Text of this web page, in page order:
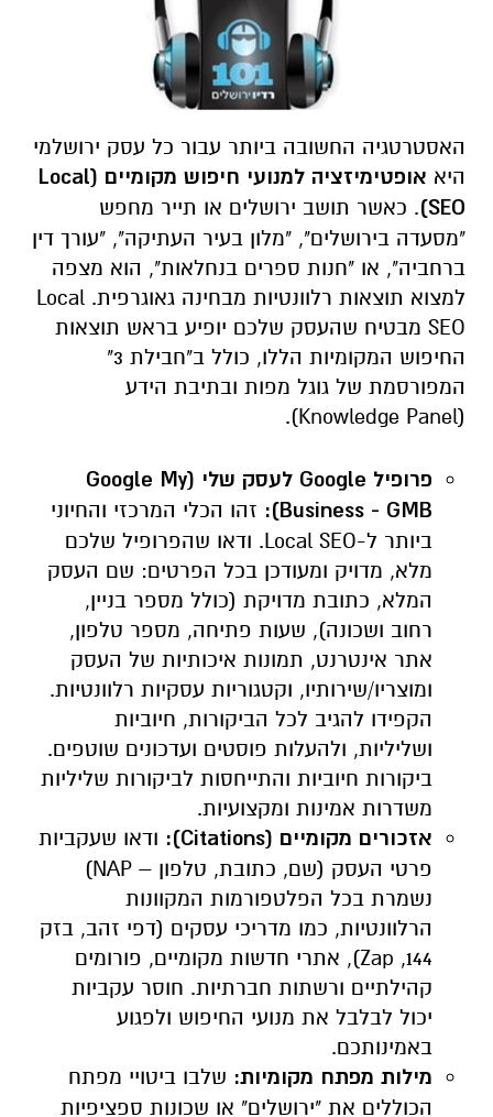
האסטרטגיה החשובה ביותר עבור כל עסק ירושלמי
היא אופטימיזציה למנועי חיפוש מקומיים (Local
SEO
). כאשר תושב ירושלים או תייר מחפש
"מסעדה בירושלים", "מלון בעיר העתיקה", "עורך דין
ברחביה", או "חנות ספרים בנחלאות", הוא מצפה
למצוא תוצאות רלוונטיות מבחינה גאוגרפית. Local
SEO מבטיח שהעסק שלכם יופיע בראש תוצאות
החיפוש המקומיות הללו, כולל ב"חבילת 3"
המפורסמת של גוגל מפות ובתיבת הידע
(Knowledge Panel).
פרופיל Google לעסק שלי (Google My
Business - GMB
): זהו הכלי המרכזי והחיוני
ביותר ל-Local SEO. ודאו שהפרופיל שלכם
מלא, מדויק ומעודכן בכל הפרטים: שם העסק
המלא, כתובת מדויקת (כולל מספר בניין,
רחוב ושכונה), שעות פתיחה, מספר טלפון,
אתר אינטרנט, תמונות איכותיות של העסק
ומוצריו/שירותיו, וקטגוריות עסקיות רלוונטיות.
הקפידו להגיב לכל הביקורות, חיוביות
ושליליות, ולהעלות פוסטים ועדכונים שוטפים.
ביקורות חיוביות והתייחסות לביקורות שליליות
משדרות אמינות ומקצועיות.
אזכורים מקומיים (Citations
): ודאו שעקביות
פרטי העסק (שם, כתובת, טלפון – NAP)
נשמרת בכל הפלטפורמות המקוונות
הרלוונטיות, כמו מדריכי עסקים (דפי זהב, בזק
144, Zap), אתרי חדשות מקומיים, פורומים
קהילתיים ורשתות חברתיות. חוסר עקביות
יכול לבלבל את מנועי החיפוש ולפגוע
באמינותכם.
מילות מפתח מקומיות: שלבו ביטויי מפתח
הכוללים את "ירושלים" או שכונות ספציפיות